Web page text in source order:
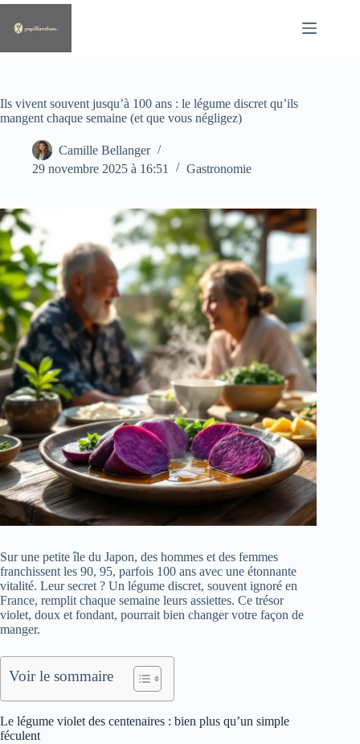
Passer
contenu
Ils vivent souvent jusqu’à 100 ans : le légume discret qu’ils
mangent chaque semaine (et que vous négligez)
Camille Bellanger
29 novembre 2025 à 16:51
Gastronomie
Sur une petite île du Japon, des hommes et des femmes
franchissent les 90, 95, parfois 100 ans avec une étonnante
vitalité. Leur secret ? Un légume discret, souvent ignoré en
France, remplit chaque semaine leurs assiettes. Ce trésor
violet, doux et fondant, pourrait bien changer votre façon de
manger.
Voir le sommaire
Le légume violet des centenaires : bien plus qu’un simple
féculent